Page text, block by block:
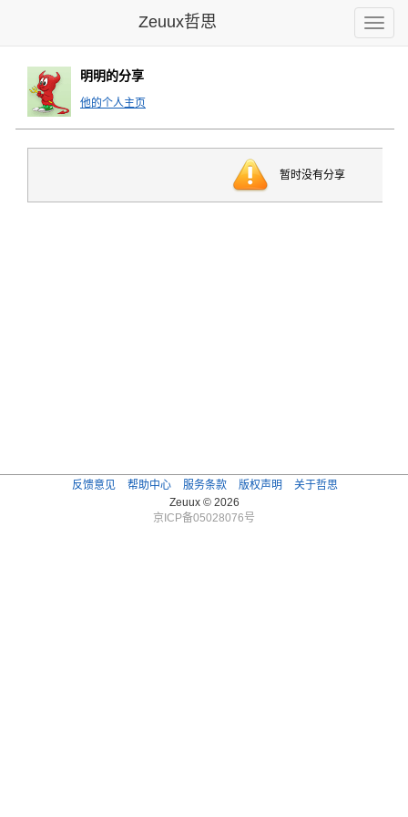
Toggle
Zeuux哲思
明明的分享
他的个人主页
暂时没有分享
反馈意见 帮助中心 服务条款 版权声明
关于哲思
Zeuux © 2026
京ICP备05028076号